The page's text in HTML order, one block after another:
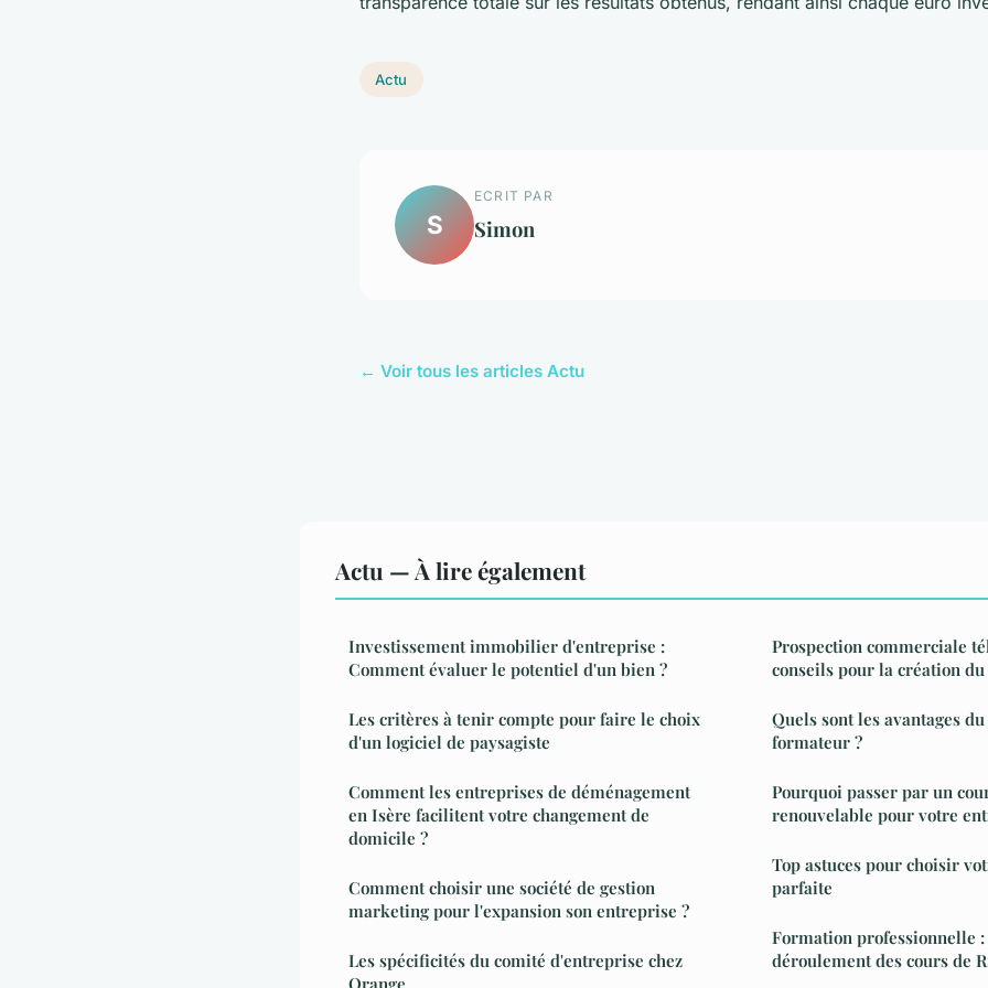
Actu
S
ECRIT PAR
Simon
← Voir tous les articles Actu
Actu — À lire également
Investissement immobilier d'entreprise :
Comment évaluer le potentiel d'un bien ?
Les critères à tenir compte pour faire le choix
d'un logiciel de paysagiste
Comment les entreprises de déménagement
en Isère facilitent votre changement de
domicile ?
Comment choisir une société de gestion
marketing pour l'expansion son entreprise ?
Les spécificités du comité d'entreprise chez
Orange
Prospection commerciale
conseils pour la création
Quels sont les avantages
formateur ?
Pourquoi passer par un
renouvelable pour votre
Top astuces pour choisir
parfaite
Formation professionnelle
déroulement des cours de